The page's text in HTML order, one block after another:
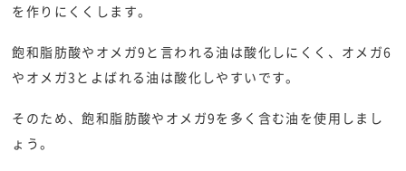
を作りにくくします。
飽和脂肪酸やオメガ9と言われる油は酸化しにくく、オメガ6
やオメガ3とよばれる油は酸化しやすいです。
そのため、飽和脂肪酸やオメガ9を多く含む油を使用しまし
ょう。